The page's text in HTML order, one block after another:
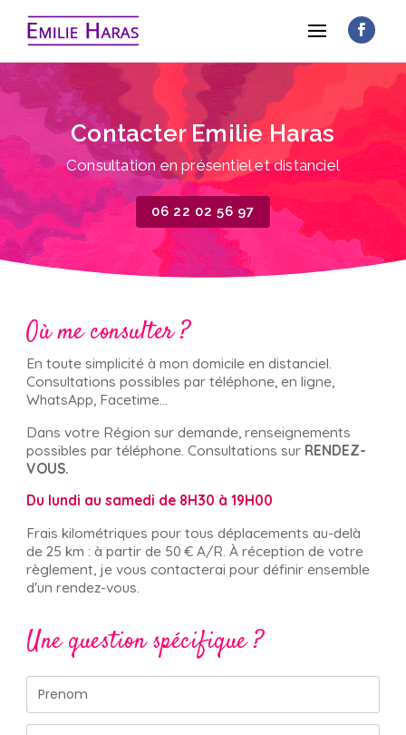
Contacter Emilie Haras
Consultation en présentiel et distanciel
06 22 02 56 97
Où me consulter ?
En toute simplicité à mon domicile en distanciel.
Consultations possibles par téléphone, en ligne,
WhatsApp, Facetime...
Dans votre Région sur demande, renseignements
possibles par téléphone. Consultations sur RENDEZ-
VOUS.
Du lundi au samedi de 8H30 à 19H00
Frais kilométriques pour tous déplacements au-delà
de 25 km : à partir de 50 € A/R.À réception de votre
règlement, je vous contacterai pour définir ensemble
d'un rendez-vous.
Une question spécifique ?